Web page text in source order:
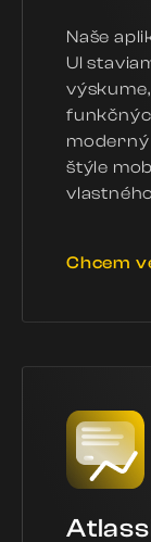
Naše
UI
štýle
Chcem